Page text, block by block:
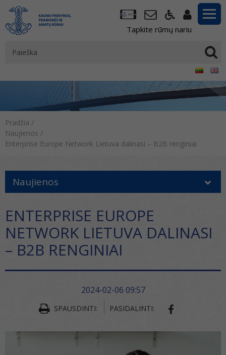
Tapkite rūmų nariu
Pradžia /
Naujienos /
Enterprise Europe Network Lietuva dalinasi – B2B renginiai
Naujienos
ENTERPRISE EUROPE
NETWORK LIETUVA DALINASI
– B2B RENGINIAI
2024-02-06 09:57
SPAUSDINTI: PASIDALINTI: